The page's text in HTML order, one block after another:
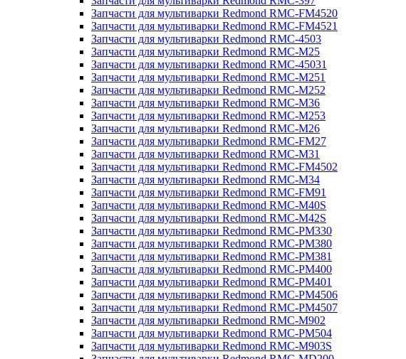
Запчасти для мультиварки Redmond RMC-FM4520
Запчасти для мультиварки Redmond RMC-FM4521
Запчасти для мультиварки Redmond RMC-4503
Запчасти для мультиварки Redmond RMC-M25
Запчасти для мультиварки Redmond RMC-45031
Запчасти для мультиварки Redmond RMC-M251
Запчасти для мультиварки Redmond RMC-M252
Запчасти для мультиварки Redmond RMC-M36
Запчасти для мультиварки Redmond RMC-M253
Запчасти для мультиварки Redmond RMC-M26
Запчасти для мультиварки Redmond RMC-FM27
Запчасти для мультиварки Redmond RMC-M31
Запчасти для мультиварки Redmond RMC-FM4502
Запчасти для мультиварки Redmond RMC-M34
Запчасти для мультиварки Redmond RMC-FM91
Запчасти для мультиварки Redmond RMC-M40S
Запчасти для мультиварки Redmond RMC-M42S
Запчасти для мультиварки Redmond RMC-PM330
Запчасти для мультиварки Redmond RMC-PM380
Запчасти для мультиварки Redmond RMC-PM381
Запчасти для мультиварки Redmond RMC-PM400
Запчасти для мультиварки Redmond RMC-PM401
Запчасти для мультиварки Redmond RMC-PM4506
Запчасти для мультиварки Redmond RMC-PM4507
Запчасти для мультиварки Redmond RMC-M902
Запчасти для мультиварки Redmond RMC-PM504
Запчасти для мультиварки Redmond RMC-M903S